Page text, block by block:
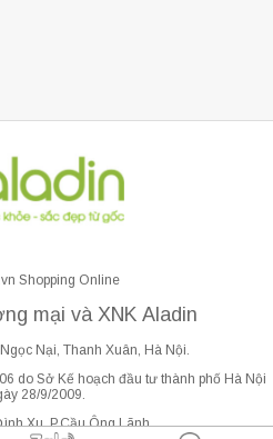
Shopping Online
mại và XNK Aladin
Nại, Thanh Xuân, Hà Nội.
do Sở Kế hoạch đầu tư thành phố Hà Nội
28/9/2009.
Xu, P.Cầu Ông Lãnh.